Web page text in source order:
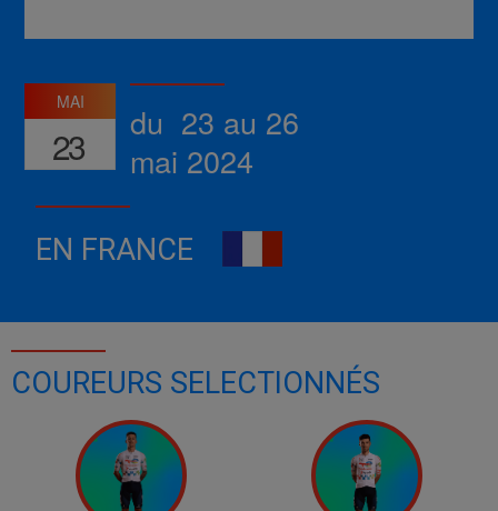
MAI
23
du 23 au 26
mai 2024
EN FRANCE
COUREURS SELECTIONNÉS